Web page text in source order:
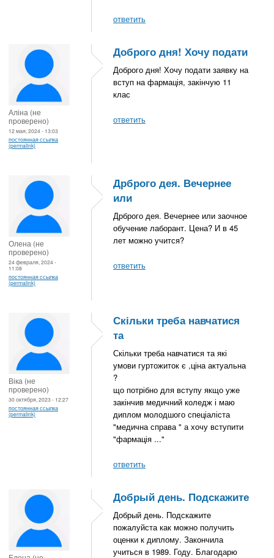
ответить
Аліна (не
проверено)
12 мая, 2024 - 13:03
постоянная ссылка
(permalink)
Доброго дня! Хочу подати
Доброго дня! Хочу подати заявку на
вступ на фармація, закінчую 11
клас
ответить
Олена (не
проверено)
24 февраля, 2024 -
11:08
постоянная ссылка
(permalink)
Дрброго дея. Вечернее
или
Дрброго дея. Вечернее или заочное
обучение лаборант. Цена? И в 45
лет можно учится?
ответить
Віка (не
проверено)
30 октября, 2023 - 12:27
постоянная ссылка
(permalink)
Скільки треба навчатися
та
Скільки треба навчатися та які
умови гуртожиток є ,ціна актуальна
?
що потрібно для вступу якщо уже
закінчив медичний коледж і маю
диплом молодшого спеціаліста
"медична справа " а хочу вступити
"фармація ..."
ответить
Добрый день. Подскажите
Добрый день. Подскажите
пожалуйста как можно получить
оценки к диплому. Закончила
учиться в 1989. Году. Благодарю